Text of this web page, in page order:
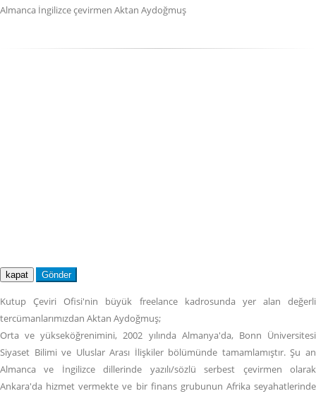
Almanca İngilizce çevirmen Aktan Aydoğmuş
kapat Gönder
Kutup Çeviri Ofisi'nin büyük freelance kadrosunda yer alan değerli
tercümanlarımızdan Aktan Aydoğmuş;
Orta ve yükseköğrenimini, 2002 yılında Almanya'da, Bonn Üniversitesi
Siyaset Bilimi ve Uluslar Arası İlişkiler bölümünde tamamlamıştır. Şu an
Almanca ve İngilizce dillerinde yazılı/sözlü serbest çevirmen olarak
Ankara'da hizmet vermekte ve bir finans grubunun Afrika seyahatlerinde